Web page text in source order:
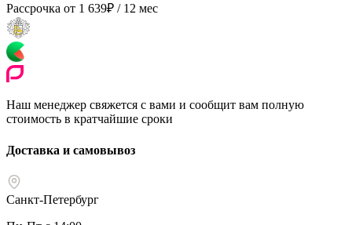
Рассрочка от 1 639₽ / 12 мес
Наш менеджер свяжется с вами и сообщит вам полную
стоимость в кратчайшие сроки
Доставка и самовывоз
Санкт-Петербург